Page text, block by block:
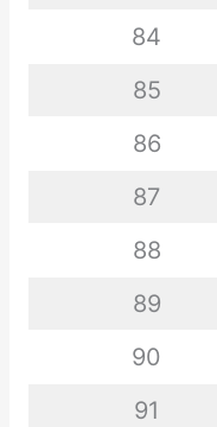
84
85
86
87
88
89
90
91